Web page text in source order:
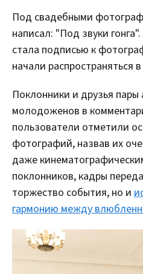
Под свадебными
написал: "Под звуки
стала подписью к
начали распространяться
Поклонники и друзья
молодоженов в
пользователи отметили
фотографий, назвав их
даже
поклонников, кадры
торжество события, но и
гармонию между